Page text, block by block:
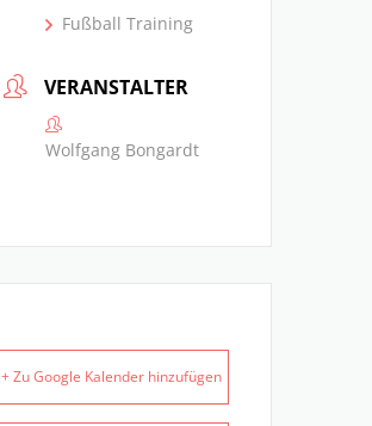
Fußball Training
VERANSTALTER
Wolfgang Bongardt
+ Zu Google Kalender hinzufügen